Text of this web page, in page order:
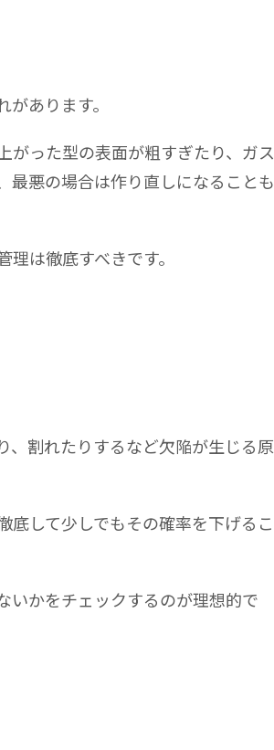
あります。
がった型の表面が粗すぎたり、ガス
最悪の場合は作り直しになることも
は徹底すべきです。
、割れたりするなど欠陥が生じる原
して少しでもその確率を下げるこ
いかをチェックするのが理想的で